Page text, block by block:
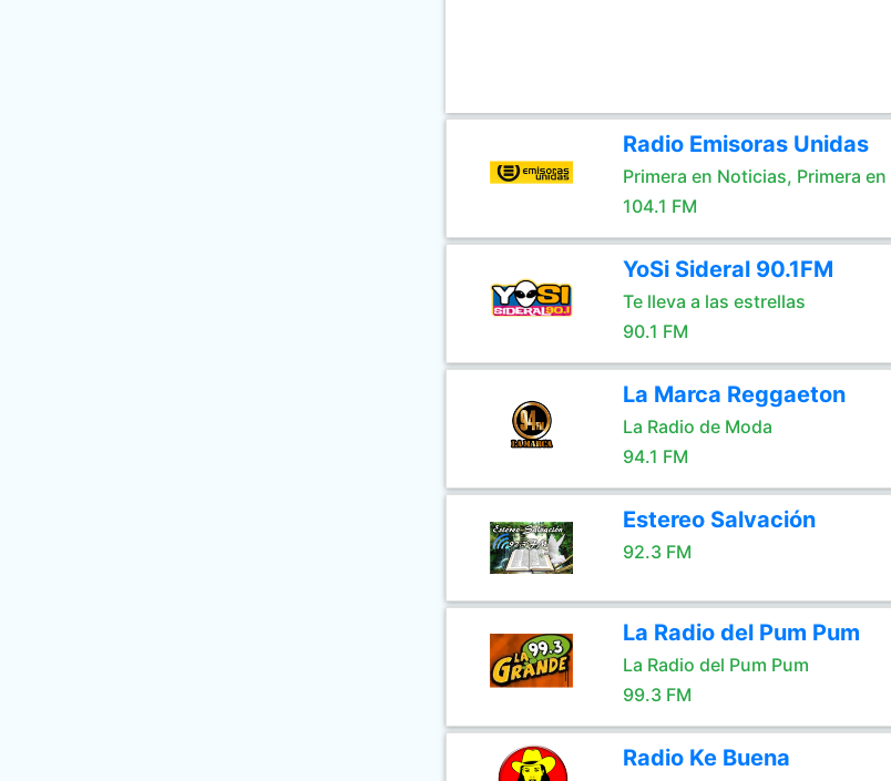
Radio Emisoras Unidas
Primera en Noticias, Primera
104.1 FM
YoSi Sideral 90.1FM
Te lleva a las estrellas
90.1 FM
La Marca Reggaeton
La Radio de Moda
94.1 FM
Estereo Salvación
92.3 FM
La Radio del Pum Pum
La Radio del Pum Pum
99.3 FM
Radio Ke Buena